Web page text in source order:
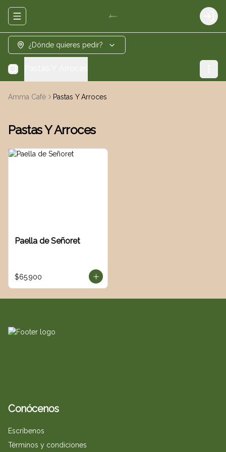
Abrir menu de navegación
¿Dónde quieres pedir?
Amma Cafè Pastas Y Arroces
Pastas Y Arroces
Paella de Señoret
$65.900
Conócenos
Escríbenos
Términos y condiciones